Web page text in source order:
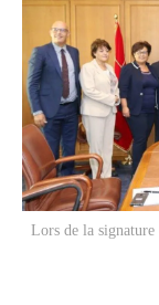
Lors de la